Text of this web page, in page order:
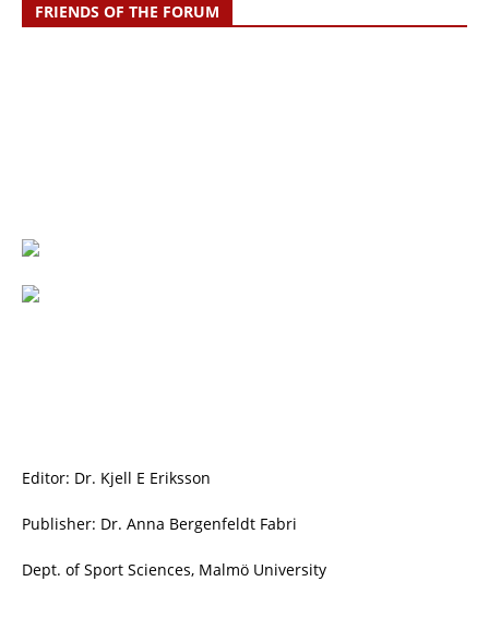
FRIENDS OF THE FORUM
Editor: Dr. Kjell E Eriksson
Publisher: Dr. Anna Bergenfeldt Fabri
Dept. of Sport Sciences, Malmö University